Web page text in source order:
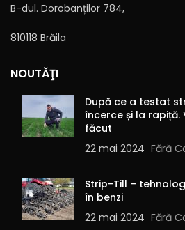
Alternative:
B-dul. Dorobanților 784,
810118 Brăila
NOUTĂŢI
După ce a testat
încerce și la rapiță.
făcut
22 mai 2024 Fără
Strip-Till –
în benzi
22 mai 2024 Fără